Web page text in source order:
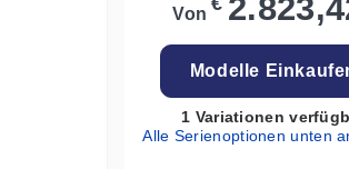
Von
Modelle
1 Variationen
Alle Serienoptionen unten